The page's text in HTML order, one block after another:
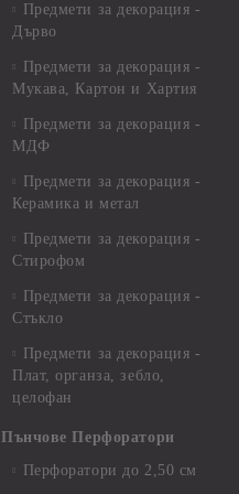
Предмети за декорация -
Дърво
Предмети за декорация -
Мукава, Картон и Хартия
Предмети за декорация -
МДФ
Предмети за декорация -
Керамика и метал
Предмети за декорация -
Стирофом
Предмети за декорация -
Стъкло
Предмети за декорация -
Плат, органза, зебло,
целофан
Пънчове Перфоратори
Перфоратори до 2,50 см